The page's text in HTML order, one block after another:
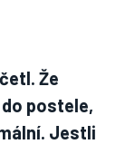
Že
postele,
Jestli